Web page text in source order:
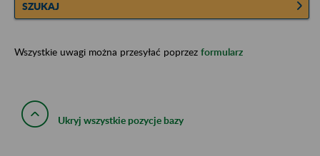
SZUKAJ
Wszystkie uwagi można przesyłać poprzez formularz
Ukryj wszystkie pozycje bazy